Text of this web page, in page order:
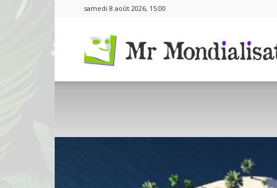
samedi 8 août 2026, 15:00